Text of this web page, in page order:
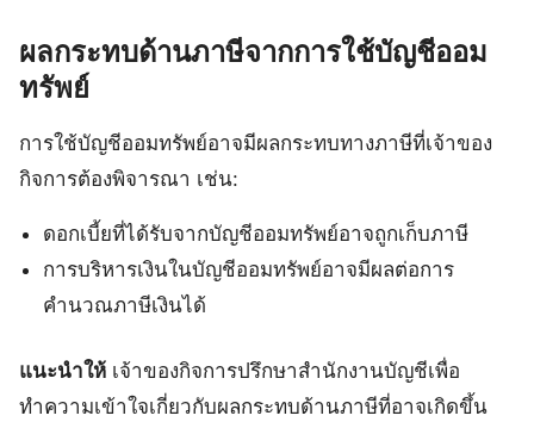
ผลกระทบด้านภาษีจากการใช้บัญชีออม
ทรัพย์
การใช้บัญชีออมทรัพย์อาจมีผลกระทบทางภาษีที่เจ้าของ
กิจการต้องพิจารณา เช่น:
ดอกเบี้ยที่ได้รับจากบัญชีออมทรัพย์อาจถูกเก็บภาษี
การบริหารเงินในบัญชีออมทรัพย์อาจมีผลต่อการ
คำนวณภาษีเงินได้
แนะนำให้ เจ้าของกิจการปรึกษาสำนักงานบัญชีเพื่อ
ทำความเข้าใจเกี่ยวกับผลกระทบด้านภาษีที่อาจเกิดขึ้น